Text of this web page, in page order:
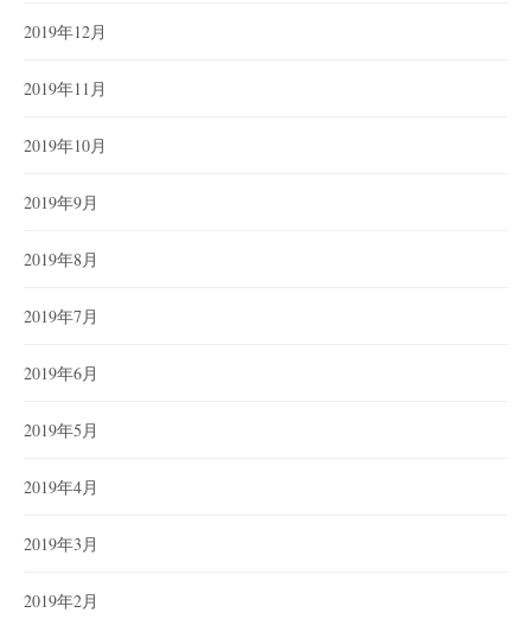
2019年12月
2019年11月
2019年10月
2019年9月
2019年8月
2019年7月
2019年6月
2019年5月
2019年4月
2019年3月
2019年2月